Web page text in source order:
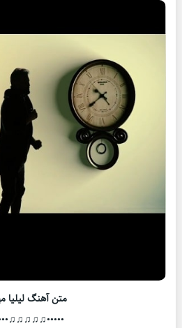
متن آهنگ لیلیا